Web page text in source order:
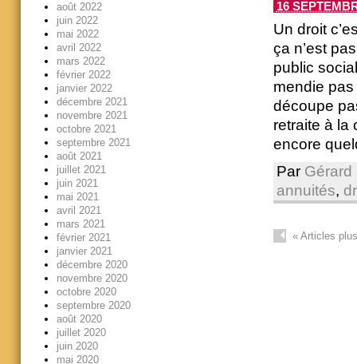
16
Un droit
ça n’est
public
mendie
découpe
retraite à la
encore
Par Gérard
annuités,
«Articles
août 2022
juin 2022
mai 2022
avril 2022
mars 2022
février 2022
janvier 2022
décembre 2021
novembre 2021
octobre 2021
septembre 2021
août 2021
juillet 2021
juin 2021
mai 2021
avril 2021
mars 2021
février 2021
janvier 2021
décembre 2020
novembre 2020
octobre 2020
septembre 2020
août 2020
juillet 2020
juin 2020
mai 2020